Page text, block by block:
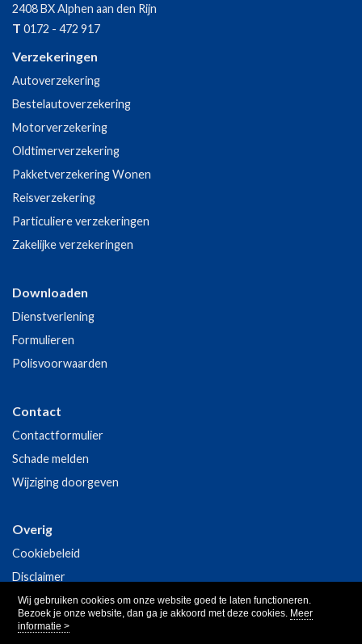
Wij gebruiken cookies om onze website goed te laten functioneren.
Bezoek je onze website, dan ga je akkoord met deze cookies. Meer
informatie >
2408 BXAlphen aan den Rijn
T 0172 - 472 917
Verzekeringen
Autoverzekering
Bestelautoverzekering
Motorverzekering
Oldtimerverzekering
Pakketverzekering Wonen
Reisverzekering
Particuliere verzekeringen
Zakelijke verzekeringen
Downloaden
Dienstverlening
Formulieren
Polisvoorwaarden
Contact
Contactformulier
Schade melden
Wijziging doorgeven
Overig
Cookiebeleid
Disclaimer
Privacy